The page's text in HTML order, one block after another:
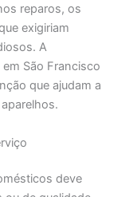
reparos, os
exigiriam
A
São Francisco
que ajudam a
deve